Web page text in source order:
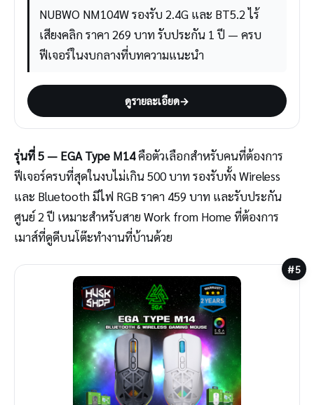
NUBWO NM104W รองรับ 2.4G และ BT5.2 ไร้
เสียงคลิก ราคา 269 บาท รับประกัน 1 ปี — ครบ
ฟีเจอร์ในงบกลางที่บทความแนะนำ
ดูรายละเอียด→
รุ่นที่ 5 — EGA Type M14คือตัวเลือกสำหรับคนที่ต้องการ
ฟีเจอร์ครบที่สุดในงบไม่เกิน 500 บาท รองรับทั้ง Wireless
และ Bluetooth มีไฟ RGB ราคา 459 บาท และรับประกัน
ศูนย์ 2 ปี เหมาะสำหรับสาย Work from Home ที่ต้องการ
เมาส์ที่ดูดีบนโต๊ะทำงานที่บ้านด้วย
#5